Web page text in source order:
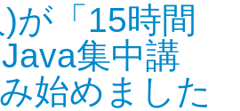
が「15時間
集中講
始めました